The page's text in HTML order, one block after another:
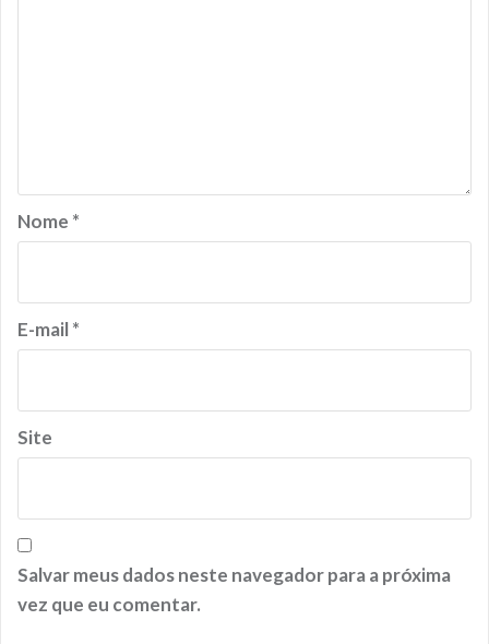
Nome *
E-mail*
Site
Salvar meus dados neste navegador para a próxima
vez que eu comentar.